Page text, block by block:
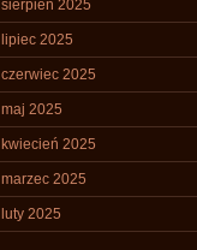
sierpień 2025
lipiec 2025
czerwiec 2025
maj 2025
kwiecień 2025
marzec 2025
luty 2025